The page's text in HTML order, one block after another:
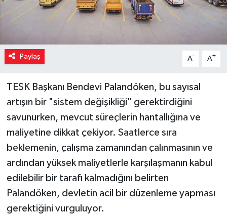
Paylaş A- A+
TESK Başkanı Bendevi Palandöken, bu sayısal
artışın bir "sistem değişikliği" gerektirdiğini
savunurken, mevcut süreçlerin hantallığına ve
maliyetine dikkat çekiyor. Saatlerce sıra
beklemenin, çalışma zamanından çalınmasının ve
ardından yüksek maliyetlerle karşılaşmanın kabul
edilebilir bir tarafı kalmadığını belirten
Palandöken, devletin acil bir düzenleme yapması
gerektiğini vurguluyor.